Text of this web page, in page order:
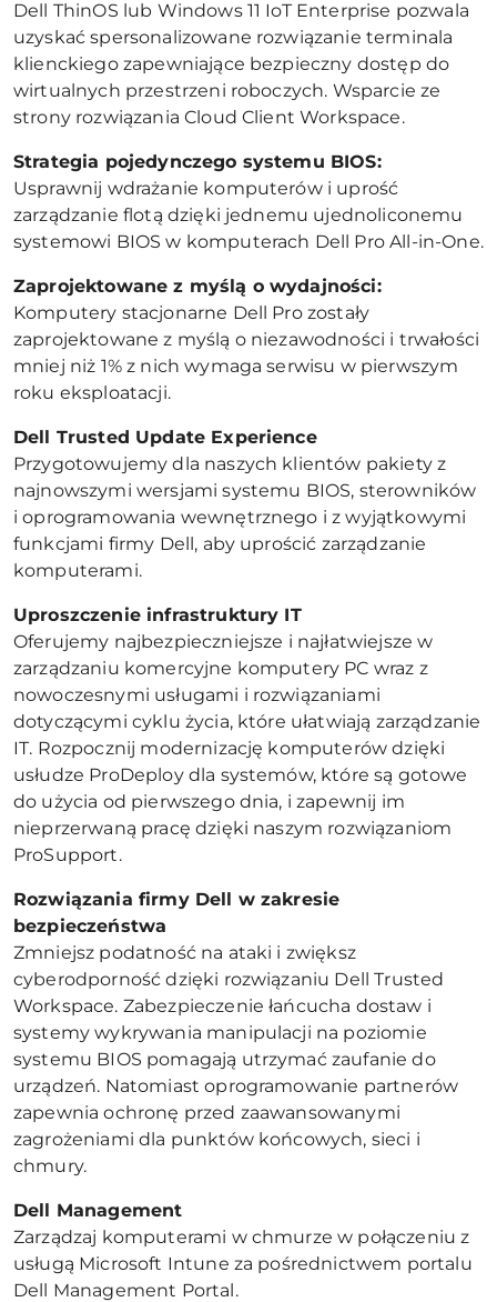
Dell ThinOS lub Windows 11 IoT Enterprise pozwala
uzyskać spersonalizowane rozwiązanie terminala
klienckiego zapewniające bezpieczny dostęp do
wirtualnych przestrzeni roboczych. Wsparcie ze
strony rozwiązania Cloud Client Workspace.
Strategia pojedynczego systemu BIOS:
Usprawnij wdrażanie komputerów i uprość
zarządzanie flotą dzięki jednemu ujednoliconemu
systemowi BIOS w komputerach Dell Pro All-in-One.
Zaprojektowane z myślą o wydajności:
Komputery stacjonarne Dell Pro zostały
zaprojektowane z myślą o niezawodności i trwałości
mniej niż 1% z nich wymaga serwisu w pierwszym
roku eksploatacji.
Dell Trusted Update Experience
Przygotowujemy dla naszych klientów pakiety z
najnowszymi wersjami systemu BIOS, sterowników
i oprogramowania wewnętrznego i z wyjątkowymi
funkcjami firmy Dell, aby uprościć zarządzanie
komputerami.
Uproszczenie infrastruktury IT
Oferujemy najbezpieczniejsze i najłatwiejsze w
zarządzaniu komercyjne komputery PC wraz z
nowoczesnymi usługami i rozwiązaniami
dotyczącymi cyklu życia, które ułatwiają zarządzanie
IT. Rozpocznij modernizację komputerów dzięki
usłudze ProDeploy dla systemów, które są gotowe
do użycia od pierwszego dnia, i zapewnij im
nieprzerwaną pracę dzięki naszym rozwiązaniom
ProSupport.
Rozwiązania firmy Dell w zakresie
bezpieczeństwa
Zmniejsz podatność na ataki i zwiększ
cyberodporność dzięki rozwiązaniu Dell Trusted
Workspace. Zabezpieczenie łańcucha dostaw i
systemy wykrywania manipulacji na poziomie
systemu BIOS pomagają utrzymać zaufanie do
urządzeń. Natomiast oprogramowanie partnerów
zapewnia ochronę przed zaawansowanymi
zagrożeniami dla punktów końcowych, sieci i
chmury.
Dell Management
Zarządzaj komputerami w chmurze w połączeniu z
usługą Microsoft Intune za pośrednictwem portalu
Dell Management Portal.